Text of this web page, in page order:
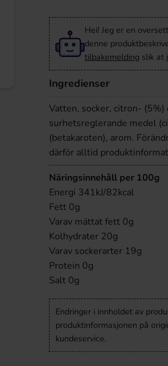
Hei! Jeg er en
denne
tilbakemelding slik at
Ingredienser
Vatten, socker, citron-
surhetsreglerande medel
(betakaroten), arom.
därför alltid
Näringsinnehåll per 100g
Energi 341kJ/82kcal
Fett 0g
Varav mättat fett 0g
Kolhydrater 20g
Varav sockerarter 19g
Protein 0g
Salt 0g
Endringer i innholdet av
produktinformasjonen på
kundeservice.